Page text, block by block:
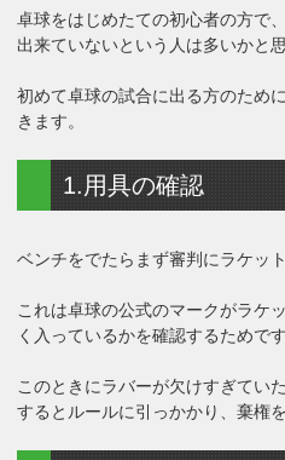
卓球をはじめたての初心者の方で
出来ていないという人は多いかと思
初めて卓球の試合に出る方のため
きます。
1.用具の確認
ベンチをでたらまず審判にラケッ
これは卓球の公式のマークがラケ
く入っているかを確認するためです
このときにラバーが欠けすぎてい
するとルールに引っかかり、棄権